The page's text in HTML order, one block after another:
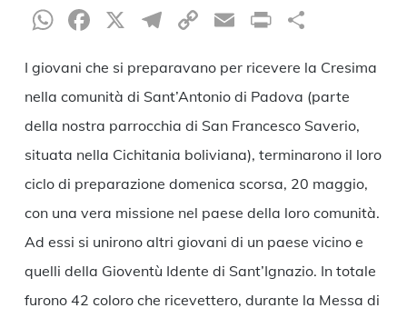
WhatsApp
Facebook
X Telegram
CopyEmailPrint
I giovani che si preparavano per ricevere la Cresima
nella comunità di Sant’Antonio di Padova (parte
della nostra parrocchia di San Francesco Saverio,
situata nella Cichitania boliviana), terminarono il loro
ciclo di preparazione domenica scorsa, 20 maggio,
con una vera missione nel paese della loro comunità.
Ad essi si unirono altri giovani di un paese vicino e
quelli della Gioventù Idente di Sant’Ignazio. In totale
furono 42 coloro che ricevettero, durante la Messa di